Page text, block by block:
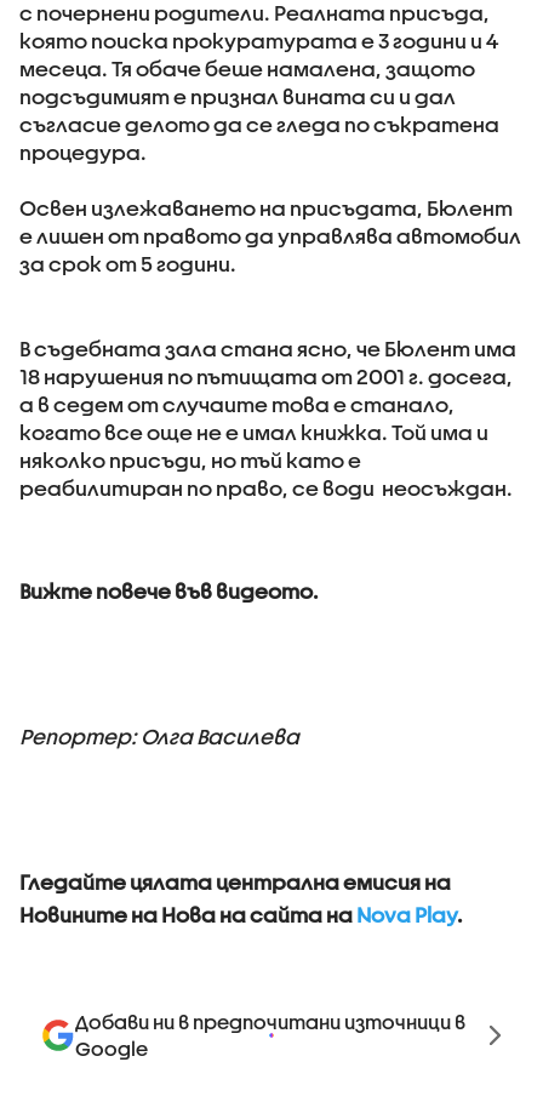
с почернени родители. Реалната присъда,
която поиска прокуратурата е 3 години и 4
месеца. Тя обаче беше намалена, защото
подсъдимият е признал вината си и дал
съгласие делото да се гледа по съкратена
процедура.
Освен излежаването на присъдата, Бюлент
е лишен от правото да управлява автомобил
за срок от 5 години.
В съдебната зала стана ясно, че Бюлент има
18 нарушения по пътищата от 2001 г. досега,
а в седем от случаите това е станало,
когато все още не е имал книжка. Той има и
няколко присъди, но тъй като е
реабилитиран по право, се води неосъждан.
Вижте повече във видеото.
Репортер: Олга Василева
Гледайте цялата централна емисия на
Новините на Нова на сайта на Nova Play.
Добави ни в предпочитани източници в
Google